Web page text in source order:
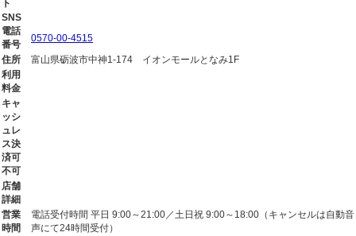
ト
SNS
電話
番号
0570-00-4515
住所
富山県砺波市中神1-174 イオンモールとなみ1F
利用
料金
キャ
ッシ
ュレ
ス決
済可
不可
店舗
詳細
営業
時間
電話受付時間 平日 9:00～21:00／土日祝 9:00～18:00（キャンセルは自動音
声にて24時間受付）